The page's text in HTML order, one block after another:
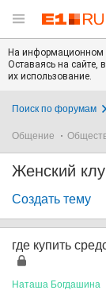
На информационном
Оставаясь на сайте,
их использование.
Поиск по форумам
Общение
Женский
Создать тему
где купить
Наташа Богдашина